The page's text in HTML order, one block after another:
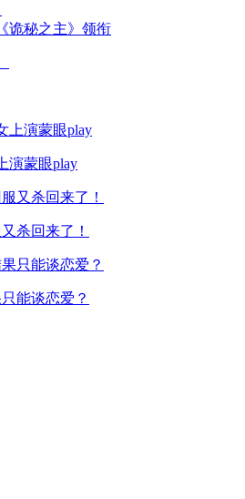
诡秘之主》领衔
演蒙眼play
杀回来了！
能谈恋爱？